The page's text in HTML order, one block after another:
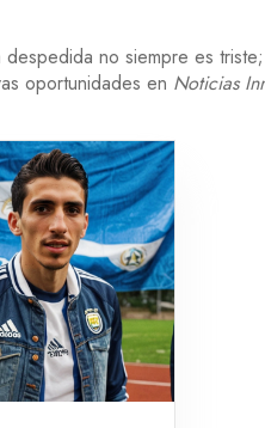
no siempre es
oportunidades en Noticias